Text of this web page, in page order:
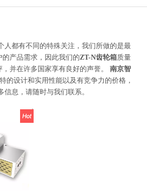
人都有不同的特殊关注，我们所做的是最
产品需求，因此我们的ZT-N齿轮箱质量
并在许多国家享有良好的声誉。 南京智
的设计和实用性能以及有竞争力的价格，
信息，请随时与我们联系。